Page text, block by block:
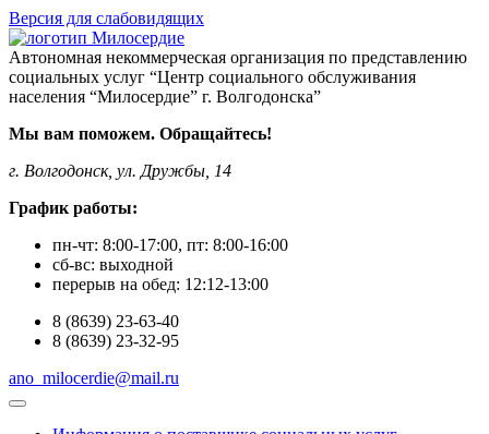
Версия для слабовидящих
Автономная некоммерческая организация по представлению
социальных услуг “Центр социального обслуживания
населения “Милосердие” г. Волгодонска”
Мы вам поможем. Обращайтесь!
г. Волгодонск, ул. Дружбы, 14
График работы:
пн-чт: 8:00-17:00, пт: 8:00-16:00
сб-вс: выходной
перерыв на обед: 12:12-13:00
8 (8639) 23-63-40
8 (8639) 23-32-95
ano_milocerdie@mail.ru